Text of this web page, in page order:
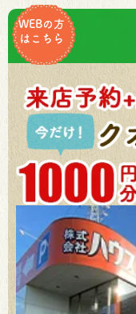
WEBの方
はこちら